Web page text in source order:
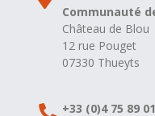
Communauté
Château de Blou
12 rue Pouget
07330 Thueyts
+33 (0)4 75 89